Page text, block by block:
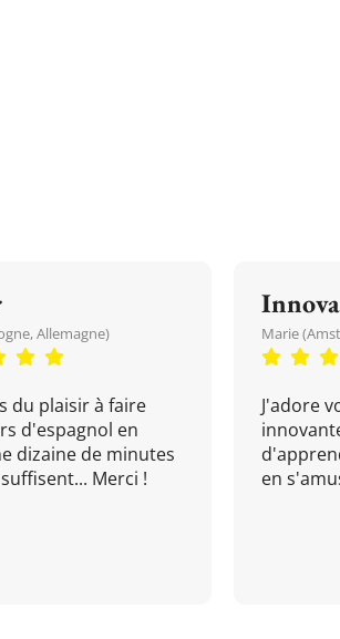
Allemagne)
du plaisir à faire
d'espagnol en
dizaine de minutes
Merci !
Marie
J'adore
en